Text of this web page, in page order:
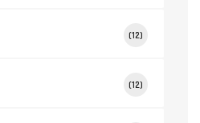
(12)
(12)